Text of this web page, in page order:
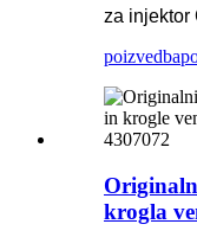
za injektor
poizvedba
krogla